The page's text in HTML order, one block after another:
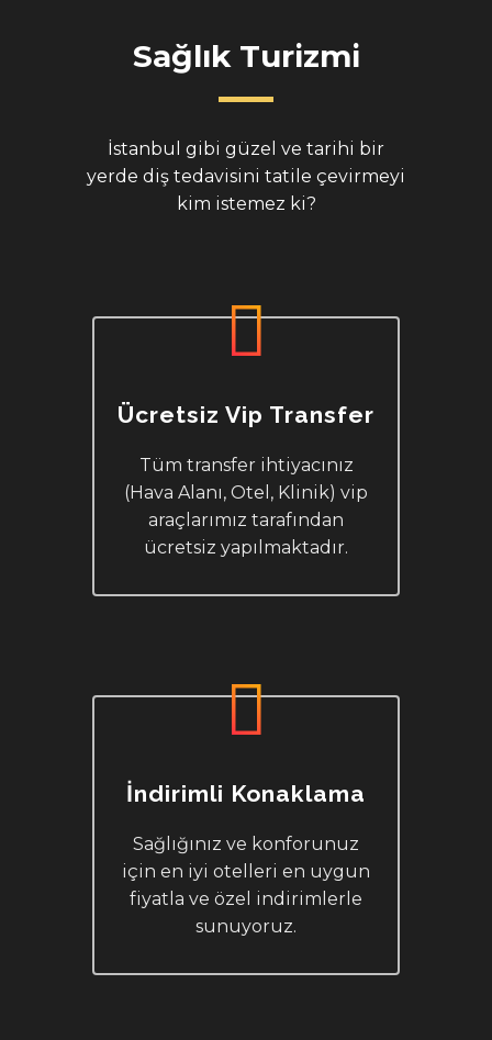
Sağlık Turizmi
İstanbul gibi güzel ve tarihi bir
yerde diş tedavisini tatile çevirmeyi
kim istemez ki?
Ücretsiz Vip Transfer
Tüm transfer ihtiyacınız
(Hava Alanı, Otel, Klinik) vip
araçlarımız tarafından
ücretsiz yapılmaktadır.
İndirimli Konaklama
Sağlığınız ve konforunuz
için en iyi otelleri en uygun
fiyatla ve özel indirimlerle
sunuyoruz.